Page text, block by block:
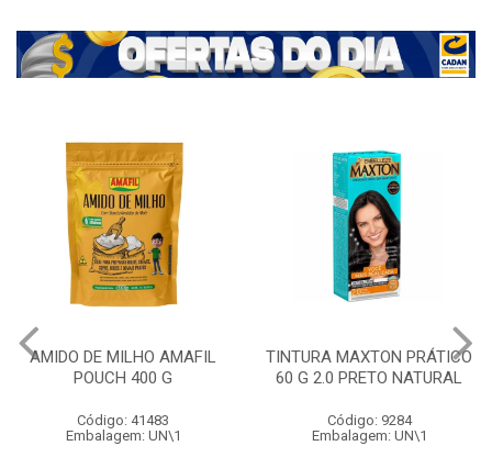
AMIDO DE MILHO AMAFIL
POUCH 400 G
Código: 41483
Embalagem: UN\1
TINTURA MAXTON PRÁTICO
60 G 2.0 PRETO NATURAL
Código: 9284
Embalagem: UN\1